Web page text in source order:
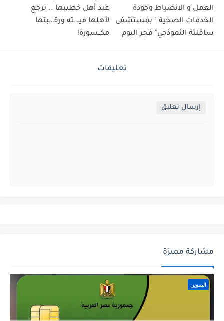
العمل و الانضباط وجودة
الخدمات الصحية " بمستشفى
ساقلتة النموذجي" فجر اليوم
عند أهل خطيبها .. ترجع
لأهلها ميــ ـته ورقـ.ـبتها
مكــسورة!
تعليقات
إرسال تعليق
مشاركة مميزة
التموين